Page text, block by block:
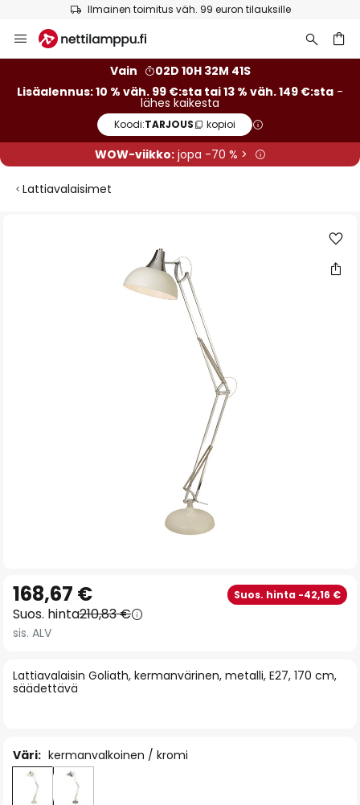
Ilmainen toimitus väh. 99 euron tilauksille
to
Vain
02D 10H 32M 40S
Lisäalennus: 10 % väh. 99 €:sta tai 13 % väh. 149 €:sta -
lähes kaikesta
Koodi:TARJOUS kopioi
WOW-viikko:jopa -70 % >
Lattiavalaisimet
to
the
beginning
the
images
Lattiavalaisin Goliath, kermanvärinen, metalli, E27, 170 cm,
säädettävä
168,67 € Suos. hinta -42,16 €
Suos. hinta210,83 €
sis. ALV
Väri: kermanvalkoinen / kromi